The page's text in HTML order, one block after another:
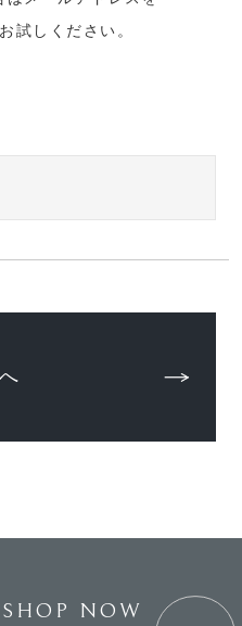
試しください。
SHOP NOW